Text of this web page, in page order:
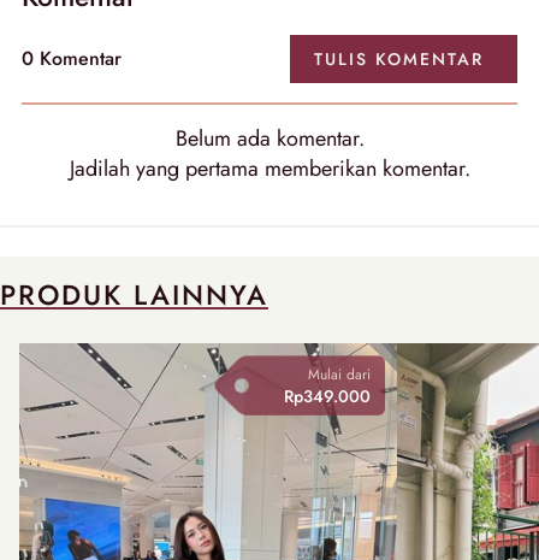
0 Komentar TULIS KOMENTAR
Belum ada komentar.
Jadilah yang pertama memberikan komentar.
PRODUK LAINNYA
Mulai dari
Rp349.000